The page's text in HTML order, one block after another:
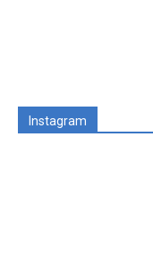
Instagram